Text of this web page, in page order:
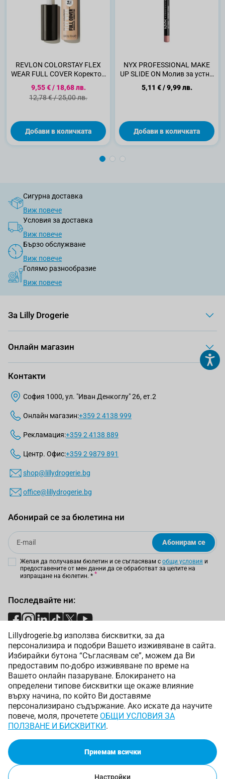
Lillydrogerie.bg използва бисквитки, за да
персонализира и подобри Вашето изживяване в сайта.
Избирайки бутона “Съгласявам се”, можем да Ви
предоставим по-добро изживяване по време на
Вашето онлайн пазаруване. Блокирането на
определени типове бисквитки ще окаже влияние
върху начина, по който Ви доставяме
персонализирано съдържание. Ако искате да научите
повече, моля, прочетете ОБЩИ УСЛОВИЯ ЗА
ПОЛЗВАНЕ И БИСКВИТКИ.
Приемам всички
Настройки
REVLON COLORSTAY FLEX
WEAR FULL COVER Коректор
Специална цена
9,55 €/ 18,68 лв.
Стандартна цена
12,78 €/25,00 лв.
Добави в количката
NYX PROFESSIONAL MAKE
UP SLIDE ON Молив за устни
5,11 €/9,99 лв.
Добави в количката
Сигурна доставка
Виж повече
Условия за доставка
Виж повече
Бързо обслужване
Виж повече
Голямо разнообразие
Виж повече
За Lilly Drogerie
Онлайн магазин
Контакти
София 1000, ул. "Иван Денкоглу" 26, ет.2
Онлайн магазин:+359 2 4138 999
Рекламация:+359 2 4138 889
Центр. Офис:+359 2 9879 891
shop@lillydrogerie.bg
office@lillydrogerie.bg
Абонирай се за бюлетина ни
Email
Абонирам се
Желая да получавам бюлетин и се съгласявам с общи условия и
предоставените от мен данни да се обработват за целите на
изпращане на бюлетин. *
Последвайте ни:
Начини на плащане:
Начини на доставка:
Copyright © 2025 Лили Дрогерие ЕООД. Всички права
запазени.
Онлайн магазин от